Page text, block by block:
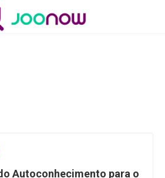
Autoconhecimento para o